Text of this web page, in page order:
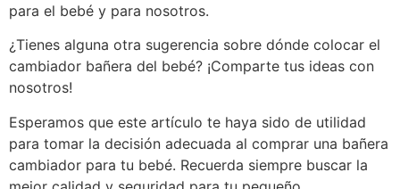
para el bebé y para nosotros.
¿Tienes alguna otra sugerencia sobre dónde colocar el
cambiador bañera del bebé? ¡Comparte tus ideas con
nosotros!
Esperamos que este artículo te haya sido de utilidad
para tomar la decisión adecuada al comprar una bañera
cambiador para tu bebé. Recuerda siempre buscar la